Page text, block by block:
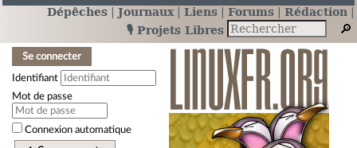
Dépêches Journaux Liens Forums
Rédaction
🎙️ Projets Libres
Se connecter
Identifiant
Mot de passe
Connexion automatique